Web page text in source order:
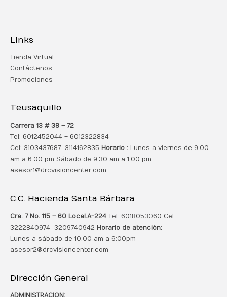
Links
Tienda Virtual
Contáctenos
Promociones
Teusaquillo
Carrera 13 # 38 – 72
Tel: 6012452044 – 6012322834
Cel: 3103437687 3114162835 Horario : Lunes a viernes de 9.00
am a 6.00 pm Sábado de 9.30 am a 1.00 pm
asesor1@drcvisioncenter.com
C.C. Hacienda Santa Bárbara
Cra. 7 No. 115 – 60 Local.A-224 Tel. 6018053060 Cel.
3222840974 3209740942 Horario de atención:
Lunes a sábado de 10.00 am a 6:00pm
asesor2@drcvisioncenter.com
Dirección General